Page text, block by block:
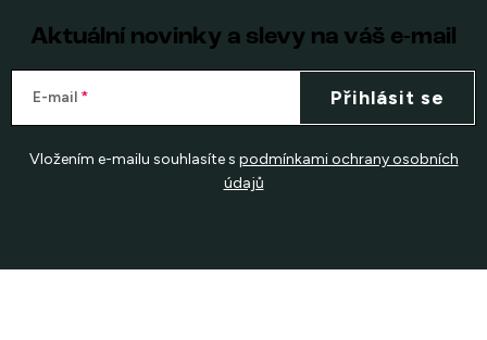
Aktuální novinky a slevy na váš e-mail
E-mail
Vložením e-mailu souhlasíte s podmínkami ochrany osobních
údajů
Přihlásit se